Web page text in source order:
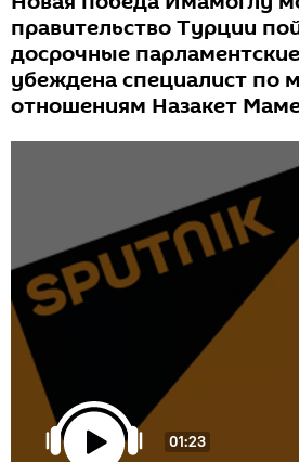
правительство Турции
досрочные
убеждена специалист по
отношениям Назакет
01:23